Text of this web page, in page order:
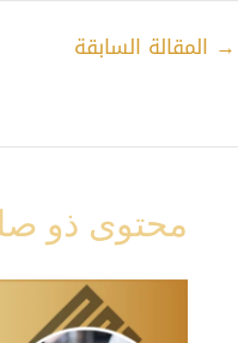
→ المقالة السابقة
محتوى ذو